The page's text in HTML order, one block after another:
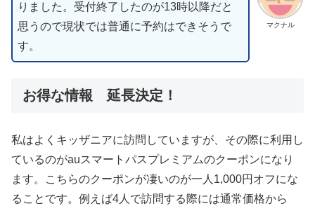
マクナル
りました。受付終了したのが13時以降だと
思うので現状では普通に予約はできそうで
す。
お得な情報 延長決定！
私はよくキッザニアに訪問していますが、その際に利用し
ているのがauスマートパスプレミアムのクーポンになり
ます。こちらのクーポンが凄いのが一人1,000円オフにな
ることです。例えば4人で訪問する際には通常価格から